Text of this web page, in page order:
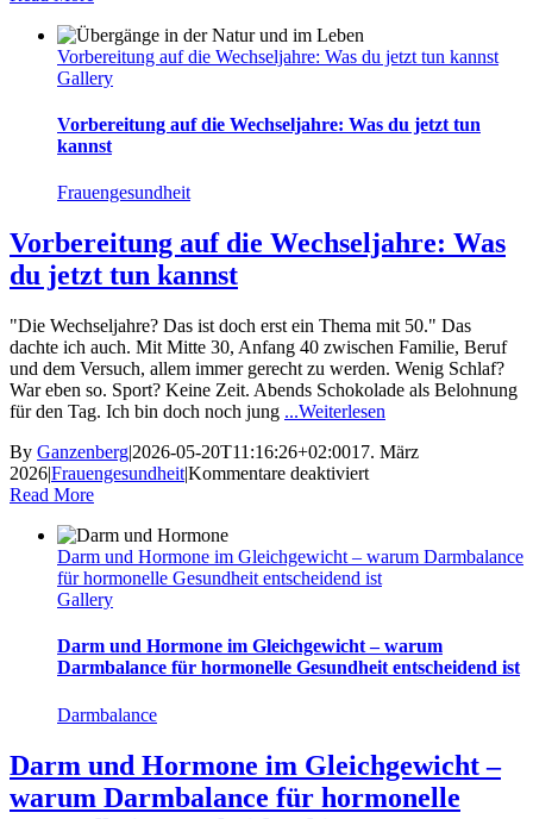
–
eine
Vorbereitung auf die Wechseljahre: Was du jetzt tun kannst
Gallery
Vorbereitung auf die Wechseljahre: Was du jetzt tun
kannst
Frauengesundheit
Vorbereitung auf die Wechseljahre: Was
du jetzt tun kannst
"Die Wechseljahre? Das ist doch erst ein Thema mit 50." Das
dachte ich auch. Mit Mitte 30, Anfang 40 zwischen Familie, Beruf
und dem Versuch, allem immer gerecht zu werden. Wenig Schlaf?
War eben so. Sport? Keine Zeit. Abends Schokolade als Belohnung
für den Tag. Ich bin doch noch jung ...Weiterlesen
By Ganzenberg|2026-05-20T11:16:26+02:0017. März
2026|Frauengesundheit|Kommentare deaktiviertfür
Wechseljahre:
Was
tun
kannst
Read More
Darm und Hormone im Gleichgewicht – warum Darmbalance
für hormonelle Gesundheit entscheidend ist
Gallery
Darm und Hormone im Gleichgewicht – warum
Darmbalance für hormonelle Gesundheit entscheidend ist
Darmbalance
Darm und Hormone im Gleichgewicht –
warum Darmbalance für hormonelle